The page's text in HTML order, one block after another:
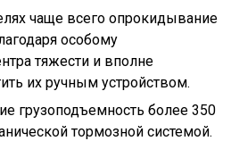
чаще всего опрокидывание
особому
тяжести и вполне
их ручным устройством.
грузоподъемность более 350
тормозной системой.